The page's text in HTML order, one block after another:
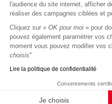
protection des
l'audience du site internet, afficher
réaliser des campagnes ciblées et
Cliquez sur « OK pour moi » pour
pouvez également paramétrer vos
moment vous pouvez modifier vos
choisis"
Lire la politique de confidentialité
Consentements
Je choisis